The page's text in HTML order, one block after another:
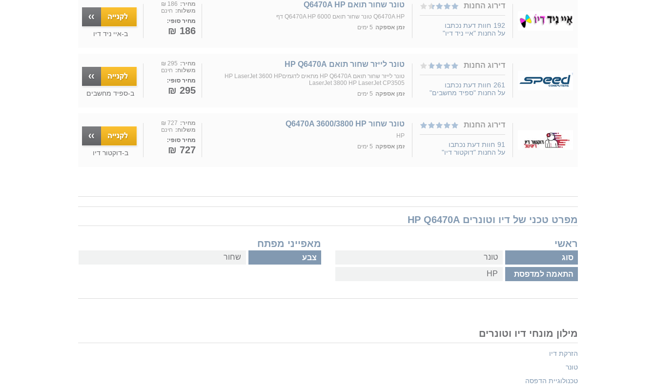
דירוג החנות
192 חוות דעת נכתבו
על החנות "איי ניד דיו"
טונר שחור תואם Q6470A HP
Q6470A HP טונר שחור תואם Q6470A HP 6000 דף
זמן אספקה 5 ימים
מחיר: 186 ₪
משלוח: חינם
מחיר סופי:
186 ₪ ב-איי ניד דיו
דירוג החנות
261 חוות דעת נכתבו
על החנות "ספיד מחשבים"
טונר לייזר שחור תואם HP Q6470A
טונר לייזר שחור תואם HP Q6470A מתאים לדגמיםHP LaserJet 3600 HP
LaserJet 3800 HP LaserJet CP3505
זמן אספקה 5 ימים
מחיר: 295 ₪
משלוח: חינם
מחיר סופי:
295 ₪ ב-ספיד מחשבים
דירוג החנות
91 חוות דעת נכתבו
על החנות "דוקטור דיו"
טונר שחור Q6470A 3600/3800 HP
HP
זמן אספקה 5 ימים
מחיר: 727 ₪
משלוח: חינם
מחיר סופי:
727 ₪ ב-דוקטור דיו
מפרט טכני של דיו וטונרים HP Q6470A
ראשי
סוג טונר
התאמה למדפסת HP
מאפייני מפתח
צבע שחור
מילון מונחי דיו וטונרים
הזרקת דיו
טונר
טכנולוגיית הדפסה